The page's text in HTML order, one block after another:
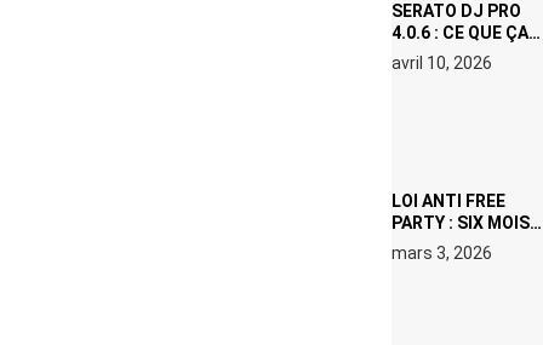
SERATO DJ PRO
4.0.6 : CE QUE ÇA
CHANGE, MÊME SI
VOUS N’ÊTES NI
avril 10, 2026
LOI ANTI FREE
PARTY : SIX MOIS
DE PRISON ET 5
000 € D’AMENDE
mars 3, 2026